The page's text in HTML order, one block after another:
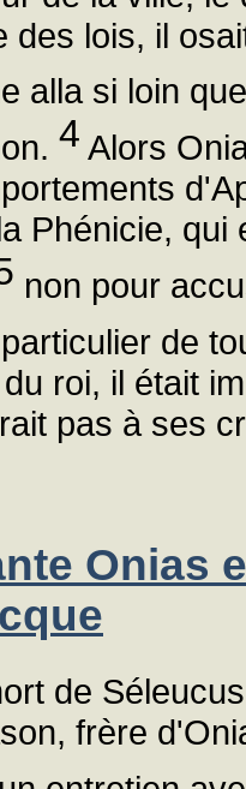
des lois, il
alla si loin
4 Alors
Phénicie,
non pour
de
roi, il était
pas à ses
Onias
de
frère